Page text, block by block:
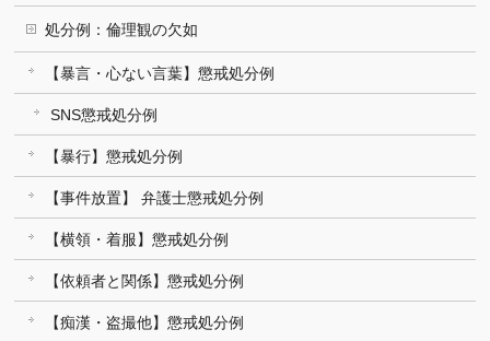
処分例：倫理観の欠如
【暴言・心ない言葉】懲戒処分例
SNS懲戒処分例
【暴行】懲戒処分例
【事件放置】 弁護士懲戒処分例
【横領・着服】懲戒処分例
【依頼者と関係】懲戒処分例
【痴漢・盗撮他】懲戒処分例